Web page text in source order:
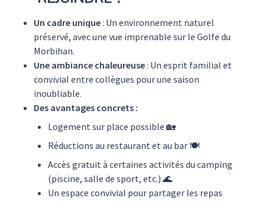
Un cadre unique: Un environnement naturel
préservé, avec une vue imprenable sur le Golfe du
Morbihan.
Une ambiance chaleureuse: Un esprit familial et
convivial entre collègues pour une saison
inoubliable.
Des avantages concrets :
Logement sur place possible 🏡
Réductions au restaurant et au bar 🍽️
Accès gratuit à certaines activités du camping
(piscine, salle de sport, etc.) 🌊
Un espace convivial pour partager les repas